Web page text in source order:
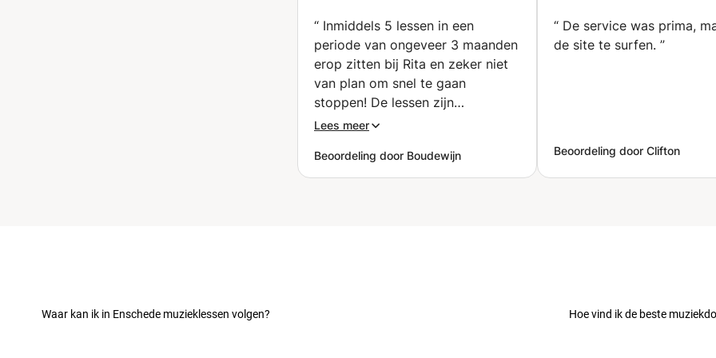
“ Inmiddels 5 lessen in een
periode van ongeveer 3 maanden
erop zitten bij Rita en zeker niet
van plan om snel te gaan
stoppen! De lessen zijn
afwisselend met een fijne
techniek waarbij Rita je beetje bij
beetje uit je comfort zone duwt
Lees meer
Beoordeling door Boudewijn
(Amsterdam)
“ De service was prima,
de site te surfen. ”
Beoordeling door Clifton
Waar kan ik in Enschede muzieklessen volgen? Hoe vind ik de beste